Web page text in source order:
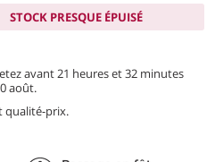
STOCK PRESQUE ÉPUISÉ
avant 21 heures et 32 minutes
août.
qualité-prix.